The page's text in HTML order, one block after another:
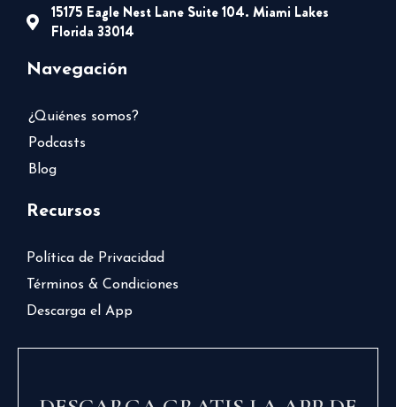
15175 Eagle Nest Lane Suite 104. Miami Lakes
Florida 33014
Navegación
¿Quiénes somos?
Podcasts
Blog
Recursos
Política de Privacidad
Términos & Condiciones
Descarga el App